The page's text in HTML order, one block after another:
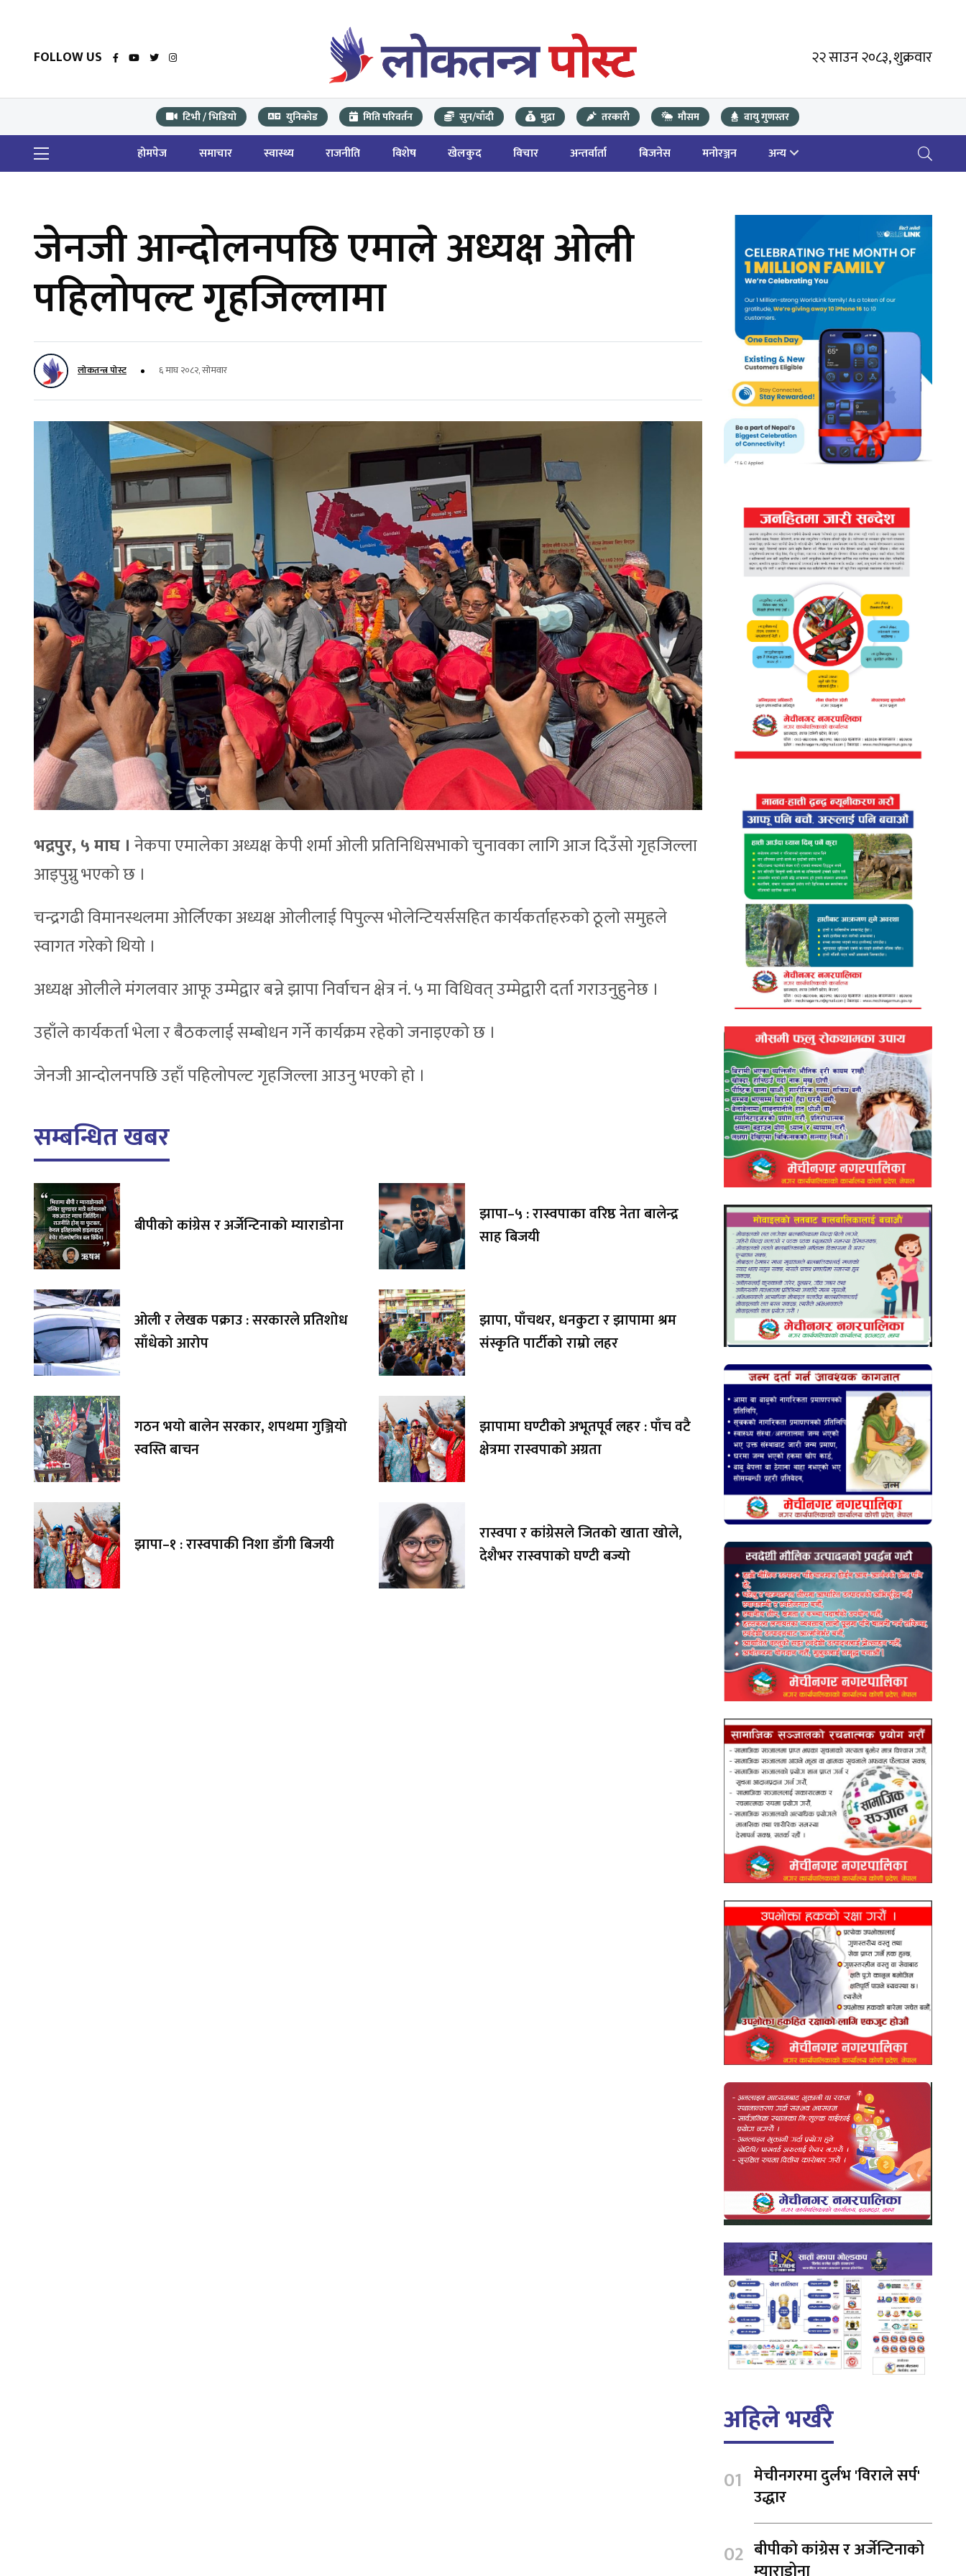
FOLLOW US २२ साउन २०८३, शुक्रवार
टिभी / भिडियो युनिकोड मिति परिवर्तन सुन/चाँदी मुद्रा तरकारी मौसम वायु गुणस्तर
होमपेज समाचार स्वास्थ्य राजनीति विशेष खेलकुद विचार अन्तर्वार्ता बिजनेस मनोरञ्जन अन्य
जेनजी आन्दोलनपछि एमाले अध्यक्ष ओली
पहिलोपल्ट गृहजिल्लामा
लोकतन्त्र पोस्ट ६ माघ २०८२, सोमवार
भद्रपुर, ५ माघ । नेकपा एमालेका अध्यक्ष केपी शर्मा ओली प्रतिनिधिसभाको चुनावका लागि आज दिउँसो गृहजिल्ला
आइपुग्नु भएको छ ।
चन्द्रगढी विमानस्थलमा ओर्लिएका अध्यक्ष ओलीलाई पिपुल्स भोलेन्टियर्ससहित कार्यकर्ताहरुको ठूलो समुहले
स्वागत गरेको थियो ।
अध्यक्ष ओलीले मंगलवार आफू उम्मेद्वार बन्ने झापा निर्वाचन क्षेत्र नं. ५ मा विधिवत् उम्मेद्वारी दर्ता गराउनुहुनेछ ।
उहाँले कार्यकर्ता भेला र बैठकलाई सम्बोधन गर्ने कार्यक्रम रहेको जनाइएको छ ।
जेनजी आन्दोलनपछि उहाँ पहिलोपल्ट गृहजिल्ला आउनु भएको हो ।
सम्बन्धित खबर
बीपीको कांग्रेस र अर्जेन्टिनाको म्याराडोना
ओली र लेखक पक्राउ : सरकारले प्रतिशोध
साँधेको आरोप
गठन भयो बालेन सरकार, शपथमा गुञ्जियो
स्वस्ति बाचन
झापा–१ : रास्वपाकी निशा डाँगी बिजयी
झापा–५ : रास्वपाका वरिष्ठ नेता बालेन्द्र
साह बिजयी
झापा, पाँचथर, धनकुटा र झापामा श्रम
संस्कृति पार्टीको राम्रो लहर
झापामा घण्टीको अभूतपूर्व लहर : पाँच वटै
क्षेत्रमा रास्वपाको अग्रता
रास्वपा र कांग्रेसले जितको खाता खोले,
देशैभर रास्वपाको घण्टी बज्यो
अहिले भर्खरै
मेचीनगरमा दुर्लभ 'विराले सर्प'
उद्धार
बीपीको कांग्रेस र अर्जेन्टिनाको